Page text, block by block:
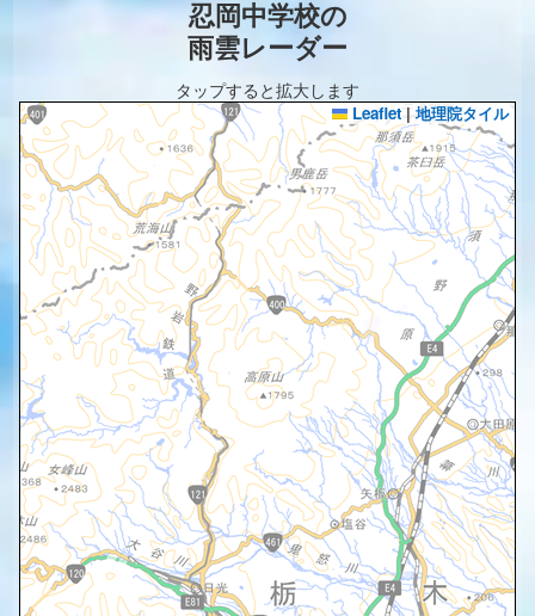
忍岡中学校の
雨雲レーダー
タップすると拡大します
Leaflet | 地理院タイル